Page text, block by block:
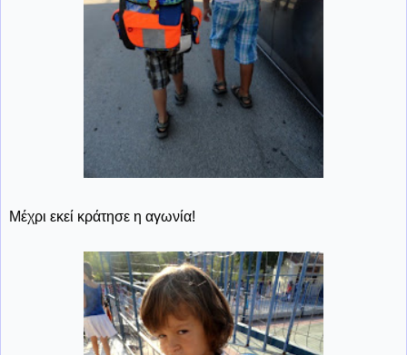
Μέχρι εκεί κράτησε η αγωνία!